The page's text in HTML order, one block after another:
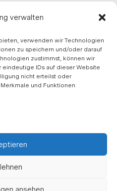
verwalten
verwenden wir Technologien
zu speichern und/oder darauf
zustimmst, können wir
IDs auf dieser Website
nicht erteilst oder
und Funktionen
12 Fla­schen
ver­sand­kos­